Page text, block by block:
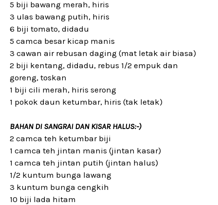
5 biji bawang merah, hiris
3 ulas bawang putih, hiris
6 biji tomato, didadu
5 camca besar kicap manis
3 cawan air rebusan daging (mat letak air biasa)
2 biji kentang, didadu, rebus 1/2 empuk dan
goreng, toskan
1 biji cili merah, hiris serong
1 pokok daun ketumbar, hiris (tak letak)
BAHAN DI SANGRAI DAN KISAR HALUS:-)
2 camca teh ketumbar biji
1 camca teh jintan manis (jintan kasar)
1 camca teh jintan putih (jintan halus)
1/2 kuntum bunga lawang
3 kuntum bunga cengkih
10 biji lada hitam